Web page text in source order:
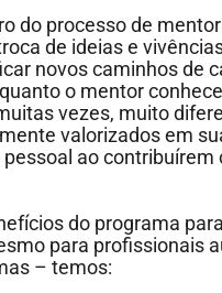
do processo de
de ideias e
novos caminhos de
o mentor
vezes, muito
valorizados em
ao contribuírem
do programa
para profissionais
– temos: